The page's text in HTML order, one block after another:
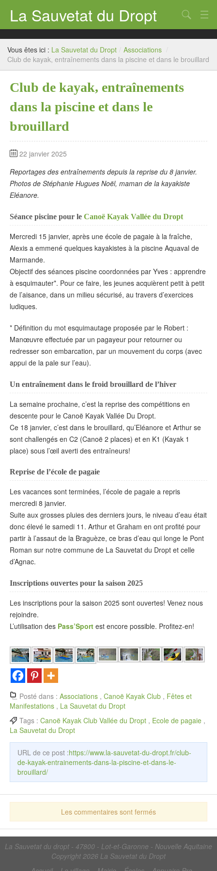
La Sauvetat du Dropt
Accueil
Mairie
Archives
Agenda 2026
Contact
Chercher
Vous êtes ici : La Sauvetat du Dropt / Associations /
Club de kayak, entraînements dans la piscine et dans le brouillard
Club de kayak, entraînements
dans la piscine et dans le
brouillard
22 janvier 2025
Reportages des entraînements depuis la reprise du 8 janvier.
Photos de Stéphanie Hugues Noël, maman de la kayakiste
Eléanore.
Séance piscine pour le Canoë Kayak Vallée du Dropt
Mercredi 15 janvier, après une école de pagaie à la fraîche,
Alexis a emmené quelques kayakistes à la piscine Aquaval de
Marmande.
Objectif des séances piscine coordonnées par Yves : apprendre
à esquimauter*. Pour ce faire, les jeunes acquièrent petit à petit
de l’aisance, dans un milieu sécurisé, au travers d’exercices
ludiques.
* Définition du mot esquimautage proposée par le Robert :
Manœuvre effectuée par un pagayeur pour retourner ou
redresser son embarcation, par un mouvement du corps (avec
appui de la pale sur l’eau).
Un entraînement dans le froid brouillard de l’hiver
La semaine prochaine, c’est la reprise des compétitions en
descente pour le Canoë Kayak Vallée Du Dropt.
Ce 18 janvier, c’est dans le brouillard, qu’Eléanore et Arthur se
sont challengés en C2 (Canoë 2 places) et en K1 (Kayak 1
place) sous l’œil averti des entraîneurs!
Reprise de l’école de pagaie
Les vacances sont terminées, l’école de pagaie a repris
mercredi 8 janvier.
Suite aux grosses pluies des derniers jours, le niveau d’eau était
donc élevé le samedi 11. Arthur et Graham en ont profité pour
partir à l’assaut de la Braguèze, ce bras d’eau qui longe le Pont
Roman sur notre commune de La Sauvetat du Dropt et celle
d’Agnac.
Inscriptions ouvertes pour la saison 2025
Les inscriptions pour la saison 2025 sont ouvertes! Venez nous
rejoindre.
L’utilisation des Pass’Sport est encore possible. Profitez-en!
Posté dans : Associations , Canoë Kayak Club , Fêtes et
Manifestations , La Sauvetat du Dropt
Tags : Canoë Kayak Club Vallée du Dropt , Ecole de pagaie ,
La Sauvetat du Dropt
URL de ce post :https://www.la-sauvetat-du-dropt.fr/club-
de-kayak-entrainements-dans-la-piscine-et-dans-le-
brouillard/
Les commentaires sont fermés
La Sauvetat du dropt - 47800 - Lot-et-Garonne - Nouvelle Aquitaine
Copyright 2026 La Sauvetat du Dropt